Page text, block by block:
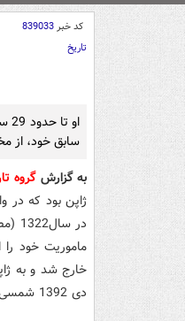
کد خبر839033
تاریخ
سابق خود،
به گزارشگروه
ژاپن بود که در
خارج شد و به
دی 1392 شمسی، در «توکیو» درگذشت.